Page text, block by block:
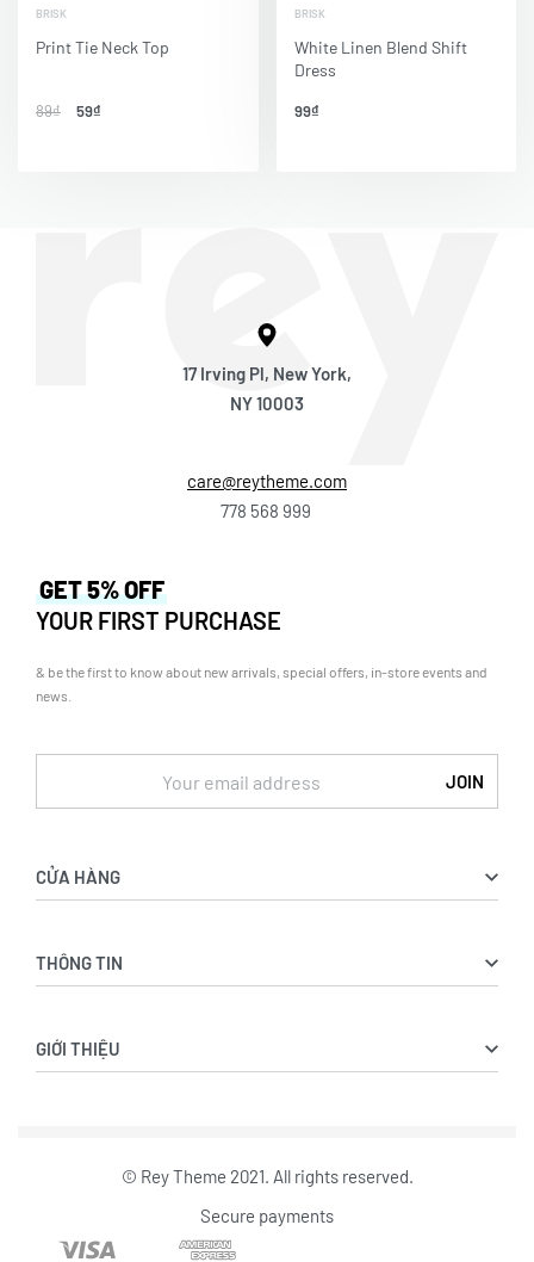
BRISK
Print Tie Neck Top
89₫ 59₫
BRISK
White Linen Blend Shift
Dress
99₫
17 Irving Pl, New York,
NY 10003
care@reytheme.com
778 568 999
CỬA HÀNG
Liên hệ sỉ
THÔNG TIN
Giỏ hàng
GIỚI THIỆU
Hướng dẫn sử dụng
GET 5% OFF
YOUR FIRST PURCHASE
& be the first to know about new arrivals, special offers, in-store events and
news.
© Rey Theme 2021. All rights reserved.
Secure payments